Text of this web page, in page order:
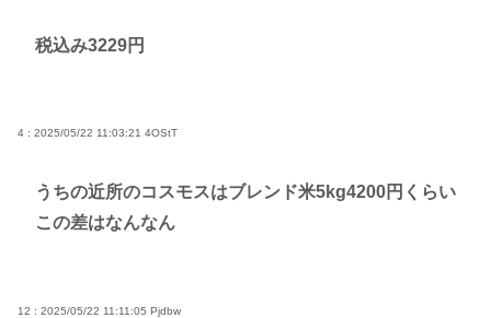
税込み3229円
4 : 2025/05/22 11:03:21 4OStT
うちの近所のコスモスはブレンド米5kg4200円くらい
この差はなんなん
12 : 2025/05/22 11:11:05 Pjdbw